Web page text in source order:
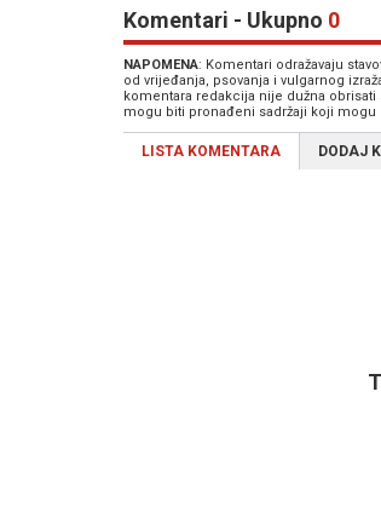
Komentari - Ukupno 0
NAPOMENA: Komentari odražavaju
od vrijeđanja, psovanja i vulgarnog
komentara redakcija nije dužna
mogu biti pronađeni sadržaji koji
LISTA KOMENTARA DODAJ